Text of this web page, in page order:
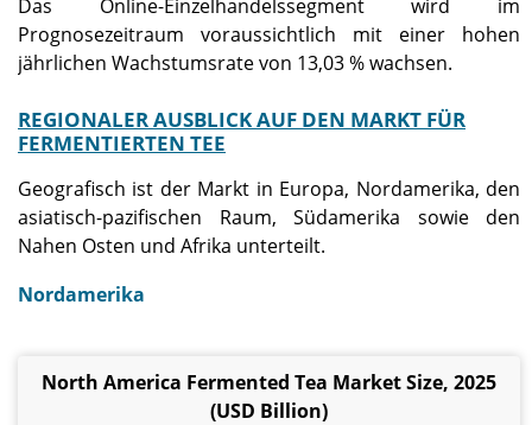
Das Online-Einzelhandelssegment wird im
Prognosezeitraum voraussichtlich mit einer hohen
jährlichen Wachstumsrate von 13,03 % wachsen.
REGIONALER AUSBLICK AUF DEN MARKT FÜR
FERMENTIERTEN TEE
Geografisch ist der Markt in Europa, Nordamerika, den
asiatisch-pazifischen Raum, Südamerika sowie den
Nahen Osten und Afrika unterteilt.
Nordamerika
North America Fermented Tea Market Size, 2025
(USD Billion)